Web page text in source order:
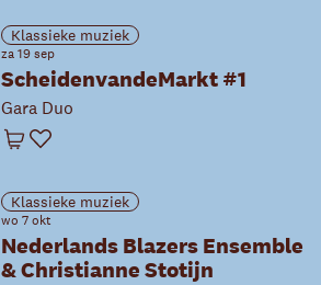
Klassieke muziek
za 19 sep
ScheidenvandeMarkt #1
Gara Duo
Winkelwagen
Favoriet
Klassieke muziek
wo 7 okt
Nederlands Blazers Ensemble
& Christianne Stotijn